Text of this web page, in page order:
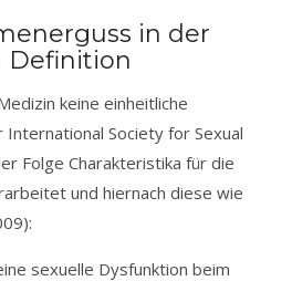
in der
Definition
keine einheitliche
International Society for Sexual
Folge Charakteristika für die
und hiernach diese wie
sexuelle Dysfunktion beim